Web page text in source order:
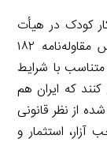
کودک در هیأت
دولت مصوب و ابلاغ شد، ادامه داد: بر اساس مقاوله‌نامه ۱۸۲
متناسب با شرایط
که ایران هم
از نظر قانونی
آزار، استثمار و